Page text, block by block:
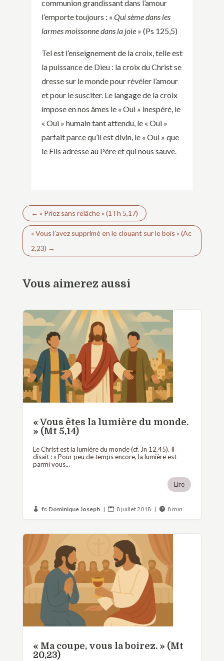
communion grandissant dans l’amour
l’emporte toujours : « Qui sème dans les
larmes moissonne dans la joie» (Ps 125,5)
Tel est l’enseignement de la croix, telle est
la puissance de Dieu : la croix du Christ se
dresse sur le monde pour révéler l’amour
et pour le susciter. Le langage de la croix
impose en nos âmes le « Oui » inespéré, le
« Oui » humain tant attendu, le « Oui »
parfait parce qu’il est divin, le « Oui » que
le Fils adresse au Père et qui nous sauve.
← « Priez sans relâche » (1Th 5,17)
« Vous l’avez supprimé en le clouant sur le bois » (Ac
2,23) →
Vous aimerez aussi
« Vous êtes la lumière du monde.
» (Mt 5,14)
Le Christ est la lumière du monde (cf. Jn 12,45). Il
disait : « Pour peu de temps encore, la lumière est
parmi vous...
Lire
 fr. Dominique Joseph |  8 juillet 2018 |  8 min
« Ma coupe, vous la boirez. » (Mt
20,23)